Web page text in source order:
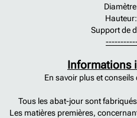
Support de
Informations
En savoir plus et conseils
Tous les abat-jour sont
Les matières premières,